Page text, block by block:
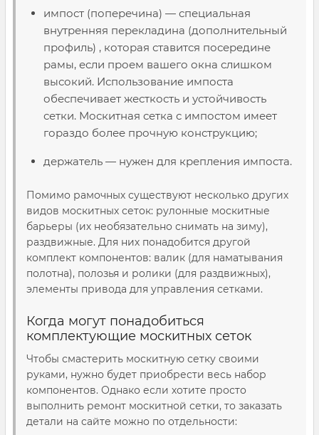
импост (поперечина) — специальная
внутренняя перекладина (дополнительный
профиль) , которая ставится посередине
рамы, если проем вашего окна слишком
высокий. Использование импоста
обеспечивает жесткость и устойчивость
сетки. Москитная сетка с импостом имеет
гораздо более прочную конструкцию;
держатель — нужен для крепления импоста.
Помимо рамочных существуют несколько других
видов москитных сеток: рулонные москитные
барьеры (их необязательно снимать на зиму),
раздвижные. Для них понадобится другой
комплект компонентов: валик (для наматывания
полотна), полозья и ролики (для раздвижных),
элементы привода для управления сетками.
Когда могут понадобиться
комплектующие москитных сеток
Чтобы смастерить москитную сетку своими
руками, нужно будет приобрести весь набор
компонентов. Однако если хотите просто
выполнить ремонт москитной сетки, то заказать
детали на сайте можно по отдельности: